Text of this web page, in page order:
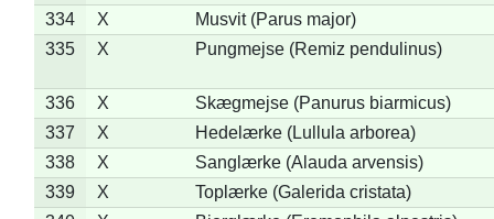
334
X
Musvit (Parus major)
335
X Pungmejse (Remiz pendulinus)
336 X
Skægmejse (Panurus biarmicus)
337
X
Hedelærke (Lullula arborea)
338
X
Sanglærke (Alauda arvensis)
339
X
Toplærke (Galerida cristata)